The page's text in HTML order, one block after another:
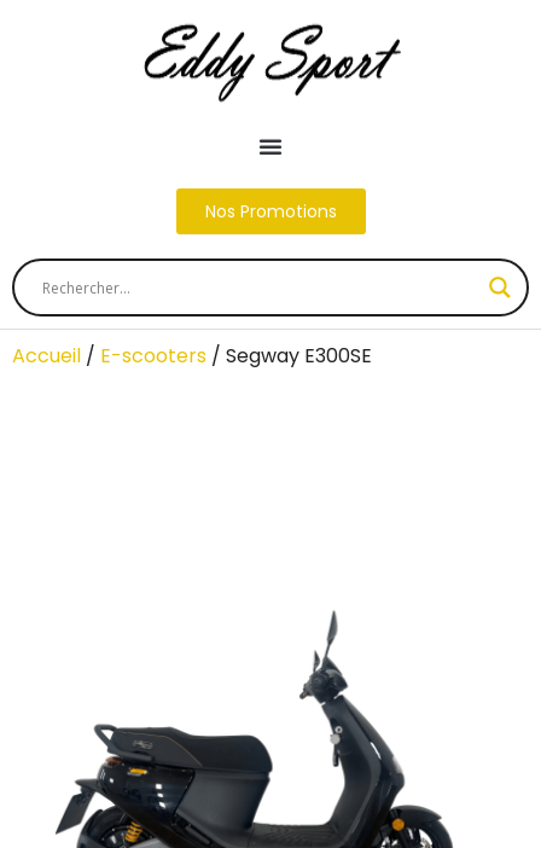
Nos Promotions
Accueil / E-scooters / Segway E300SE